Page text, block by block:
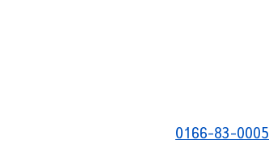
0166-83-0005